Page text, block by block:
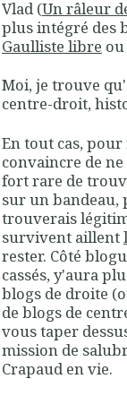
Vlad (Un râleur
plus intégré des
Gaulliste libre
Moi, je trouve
centre-droit,
En tout cas,
convaincre de
fort rare de
sur un bandeau,
trouverais
survivent aillent
rester. Côté
cassés, y'aura
blogs de droite
de blogs de
vous taper
mission de
Crapaud en vie.